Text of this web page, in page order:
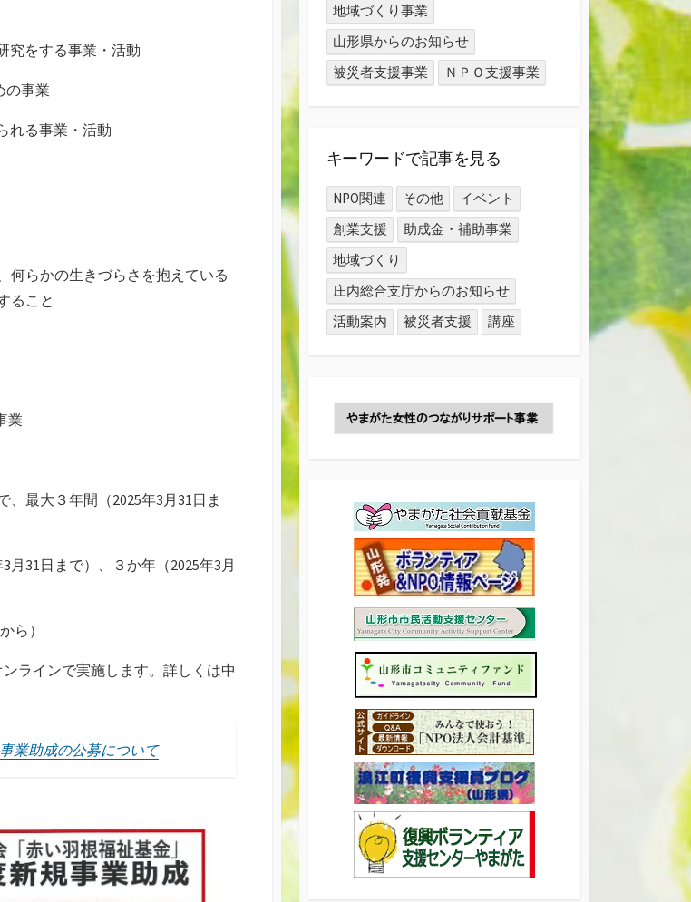
究をする事業・活動
の事業
れる事業・活動
何らかの生きづらさを抱えている
ること
業
、最大３年間（2025年3月31日ま
月31日まで）、３か年（2025年3月
ら）
ラインで実施します。詳しくは中
業助成の公募について
地域づくり事業
山形県からのお知らせ
被災者支援事業
ＮＰＯ支援事業
キーワードで記事を見る
NPO関連 その他
イベント
創業支援
助成金・補助事業
地域づくり
庄内総合支庁からのお知らせ
活動案内
被災者支援 講座